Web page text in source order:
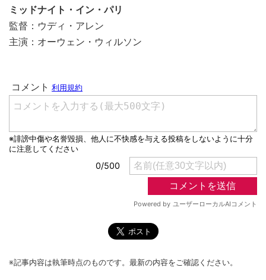
ミッドナイト・イン・パリ
監督：ウディ・アレン
主演：オーウェン・ウィルソン
※記事内容は執筆時点のものです。最新の内容をご確認ください。